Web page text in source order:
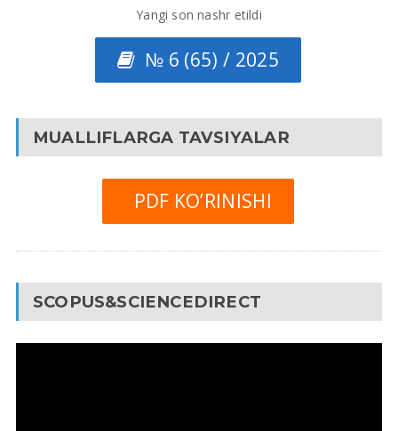
Yangi son nashr etildi
№ 6 (65) / 2025
MUALLIFLARGA TAVSIYALAR
PDF KO’RINISHI
SCOPUS&SCIENCEDIRECT